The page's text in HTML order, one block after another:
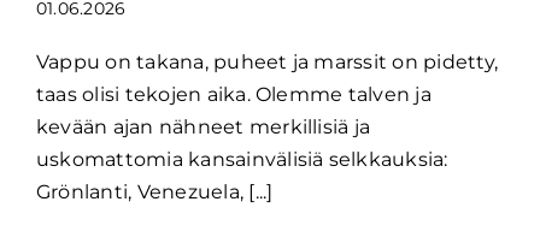
01.06.2026
Vappu on takana, puheet ja marssit on pidetty,
taas olisi tekojen aika. Olemme talven ja
kevään ajan nähneet merkillisiä ja
uskomattomia kansainvälisiä selkkauksia:
Grönlanti, Venezuela, [...]